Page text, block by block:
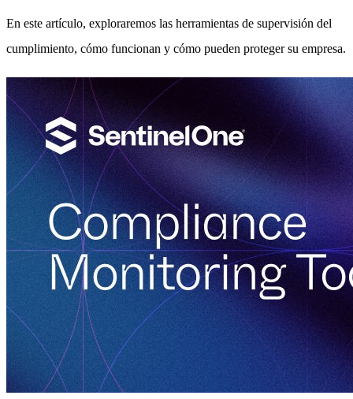
En este artículo, exploraremos las herramientas de supervisión del
cumplimiento, cómo funcionan y cómo pueden proteger su empresa.